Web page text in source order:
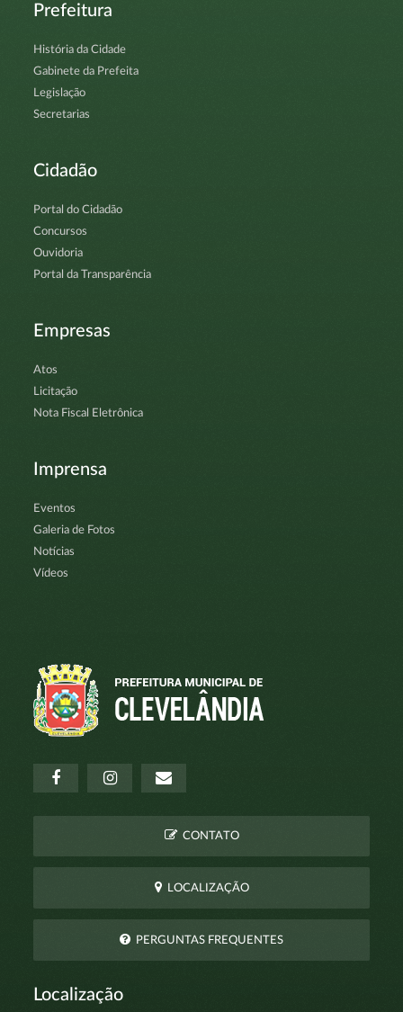
Prefeitura
História da Cidade
Gabinete da Prefeita
Legislação
Secretarias
Cidadão
Portal do Cidadão
Concursos
Ouvidoria
Portal da Transparência
Empresas
Atos
Licitação
Nota Fiscal Eletrônica
Imprensa
Eventos
Galeria de Fotos
Notícias
Vídeos
CONTATO
LOCALIZAÇÃO
PERGUNTAS FREQUENTES
Localização